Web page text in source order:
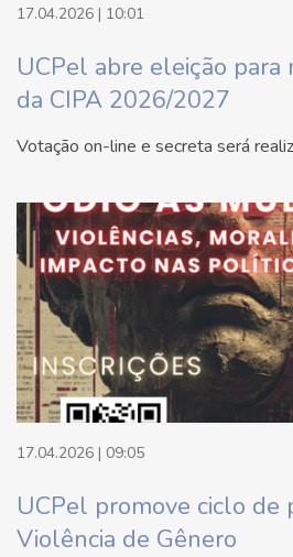
17.04.2026 | 10:01
UCPel abre eleição para
da CIPA 2026/2027
Votação on-line e secreta será
17.04.2026 | 09:05
UCPel promove ciclo de
Violência de Gênero